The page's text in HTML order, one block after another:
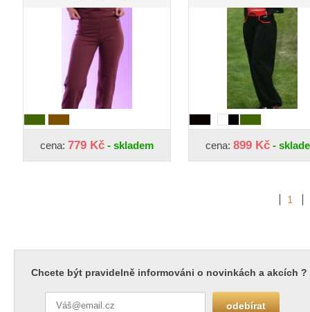
cena: 779 Kč - skladem cena: 899 Kč -
1
Chcete být pravidelně informováni o novinkách a akcích ?